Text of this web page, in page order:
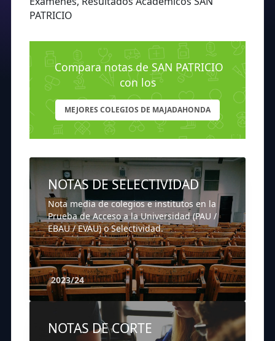
PATRICIO
Compara notas de SAN PATRICIO
con los
MEJORES COLEGIOS DE MAJADAHONDA
NOTAS DE SELECTIVIDAD
Nota media de colegios e institutos en la
Prueba de Acceso a la Universidad (PAU /
EBAU / EVAU) o Selectividad.
2023/24
NOTAS DE CORTE